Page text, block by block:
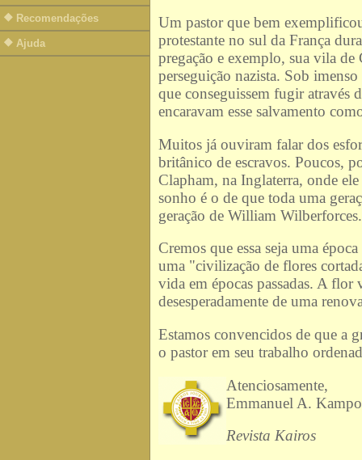
Recomendações
Ajuda
Um pastor que bem
protestante no sul da França
pregação e exemplo, sua vila
perseguição nazista. Sob
que conseguissem fugir através
encaravam esse salvamento
Muitos já ouviram falar dos
britânico de escravos. Poucos,
Clapham, na Inglaterra, onde
sonho é o de que toda uma
geração de William Wilberforces.
Cremos que essa seja uma
uma "civilização de flores
vida em épocas passadas. A flor
desesperadamente de uma
Estamos convencidos de que a
o pastor em seu trabalho
Atenciosamente,
Emmanuel A.
Revista Kairos